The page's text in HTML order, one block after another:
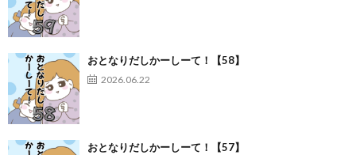
おとなりだしかーしーて！【58】
2026.06.22
おとなりだしかーしーて！【57】